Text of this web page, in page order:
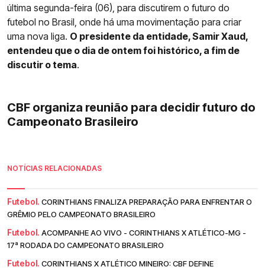
última segunda-feira (06), para discutirem o futuro do
futebol no Brasil, onde há uma movimentação para criar
uma nova liga. O presidente da entidade, Samir Xaud,
entendeu que o dia de ontem foi histórico, a fim de
discutir o tema.
CBF organiza reunião para decidir futuro do
Campeonato Brasileiro
NOTÍCIAS RELACIONADAS
Futebol. CORINTHIANS FINALIZA PREPARAÇÃO PARA ENFRENTAR O
GRÊMIO PELO CAMPEONATO BRASILEIRO
Futebol. ACOMPANHE AO VIVO - CORINTHIANS X ATLÉTICO-MG -
17ª RODADA DO CAMPEONATO BRASILEIRO
Futebol. CORINTHIANS X ATLÉTICO MINEIRO: CBF DEFINE